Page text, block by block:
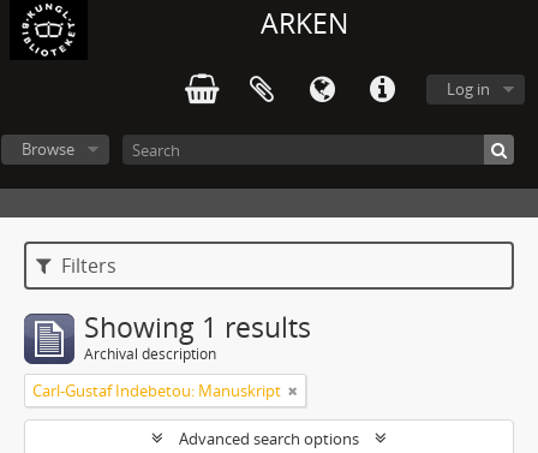
ARKEN
Log in
Browse
Filters
Showing 1 results
Archival description
Carl-Gustaf Indebetou: Manuskript
Advanced search options